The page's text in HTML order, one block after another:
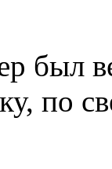
был
по